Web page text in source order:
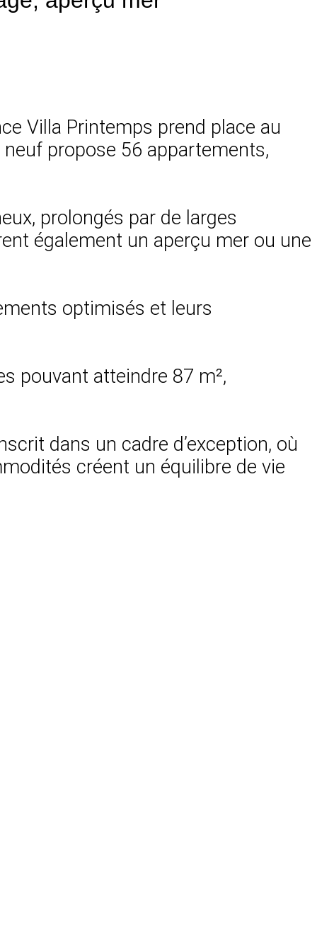
Villa Printemps prend place au
propose 56 appartements,
prolongés par de larges
également un aperçu mer ou une
optimisés et leurs
pouvant atteindre 87 m²,
dans un cadre d’exception, où
créent un équilibre de vie